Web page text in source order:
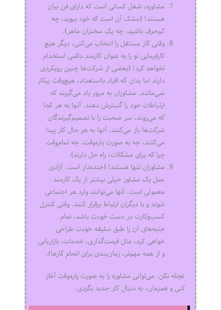
مشاوره، شغل کسانی است که دارای فن بیان
هستند! (مشک آن است که خود ببوید، چه
کم‌حرف باشید، چه یک سخنران ماهر).
وقتی کار مستقل را انتخاب می‌کنی، دیگر هیچ
کارفرمایی تو را به عنوان کارمند دائمی استخدام
نخواهد کرد! (بعضی از شرکت‌ها چنین رویکردی
دارند اما بدان که افراد بااستعداد، هیچ‌وقت بیکار
نمی‌مانند. مشاوران به مرور یاد می‌گیرند که
ارتباطات خود را گسترش دهند. آنها به هر کجا
که می‌روند، سر صحبت را با تصمیم‌گیرندگان
شرکت‌ها باز می‌کنند. آنها به هر حال کار پیدا
می‌کنند، چه به صورت پاره‌وقت، چه تمام‌وقت
چرا که برای مشکلات، راه حل دارند).
مشاوران تنها هستند! (خنده‌دار است. آزادی
عمل یک مشاور خیلی بیشتر از یک کارمند
معمولی است. آنها می‌توانند وارد هر اجتماعی
شوند و با دیگران ارتباط برقرار کنند. وقتی کنترل
کسب‌وکارت در دست خودت باشد، تمام
جنبه‌های آن را طبق سلیقه خودت طراحی
خواهی کرد، مثل قیمت‌گذاری، خدمات، بازاریابی
و از همه مهم‌تر، زمان‌بندی برای انجام کارها).
عجله نکن. می‌توانی مشاوره را به صورت پاره‌وقت آغاز
کنی و همزمان، به دنبال کار جدید بگردی.